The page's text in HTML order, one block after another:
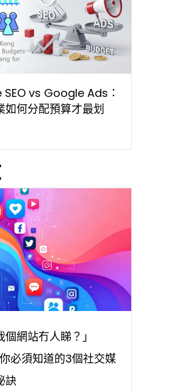
vs Google Ads：
如何分配預算才最划
個網站冇人睇？」
必須知道的3個社交媒
訣